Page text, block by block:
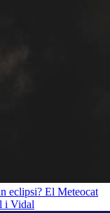
eclipsi? El Meteocat
i Vidal